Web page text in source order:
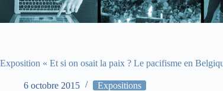
Exposition « Et si on osait la paix ? Le pacifisme en
6 octobre 2015 Expositions